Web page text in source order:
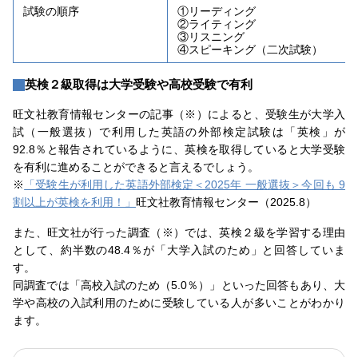
試験の順序
①リーディング
②ライティング
③リスニング
④スピーキング（二次試験）
英検２級取得は大学受験や高校受験で有利
旺文社教育情報センターの記事（※）によると、受験生が大学入
試（一般選抜）で利用した英語の外部検定試験は「英検」が
92.8％と報告されているように、英検を取得していると大学受験
を有利に進めることができると言えるでしょう。
※
「受験生が利用した英語外部検定＜2025年 一般選抜＞今回も 9
割以上が英検を利用！」 旺文社教育情報センター（2025.8）
また、旺文社が行った調査（※）では、英検２級を学習する理由
として、約半数の48.4％が「大学入試のため」と回答していま
す。
同調査では「高校入試のため（5.0％）」といった回答もあり、大
学や高校の入試利用のために受験している人が多いことがわかり
ます。